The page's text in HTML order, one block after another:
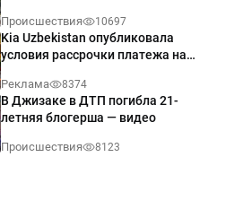
Происшествия 10697
Kia Uzbekistan опубликовала
условия рассрочки платежа на
годовых
Реклама 8374
В Джизаке в ДТП погибла 21-
летняя блогерша — видео
Происшествия 8123